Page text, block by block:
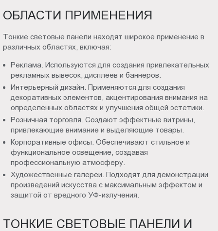
ОБЛАСТИ ПРИМЕНЕНИЯ
Тонкие световые панели находят широкое применение в
различных областях, включая:
Реклама. Используются для создания привлекательных
рекламных вывесок, дисплеев и баннеров.
Интерьерный дизайн. Применяются для создания
декоративных элементов, акцентирования внимания на
определенных областях и улучшения общей эстетики.
Розничная торговля. Создают эффектные витрины,
привлекающие внимание и выделяющие товары.
Корпоративные офисы. Обеспечивают стильное и
функциональное освещение, создавая
профессиональную атмосферу.
Художественные галереи. Подходят для демонстрации
произведений искусства с максимальным эффектом и
защитой от вредного УФ-излучения.
ТОНКИЕ СВЕТОВЫЕ ПАНЕЛИ И